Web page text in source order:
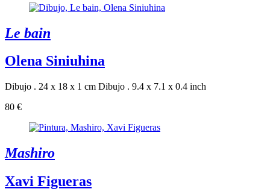
Le bain
Olena Siniuhina
Dibujo . 24 x 18 x 1 cm Dibujo . 9.4 x 7.1 x 0.4 inch
80 €
Mashiro
Xavi Figueras